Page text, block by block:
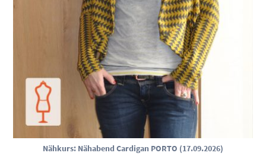
Nähkurs: Nähabend Cardigan PORTO (17.09.2026)